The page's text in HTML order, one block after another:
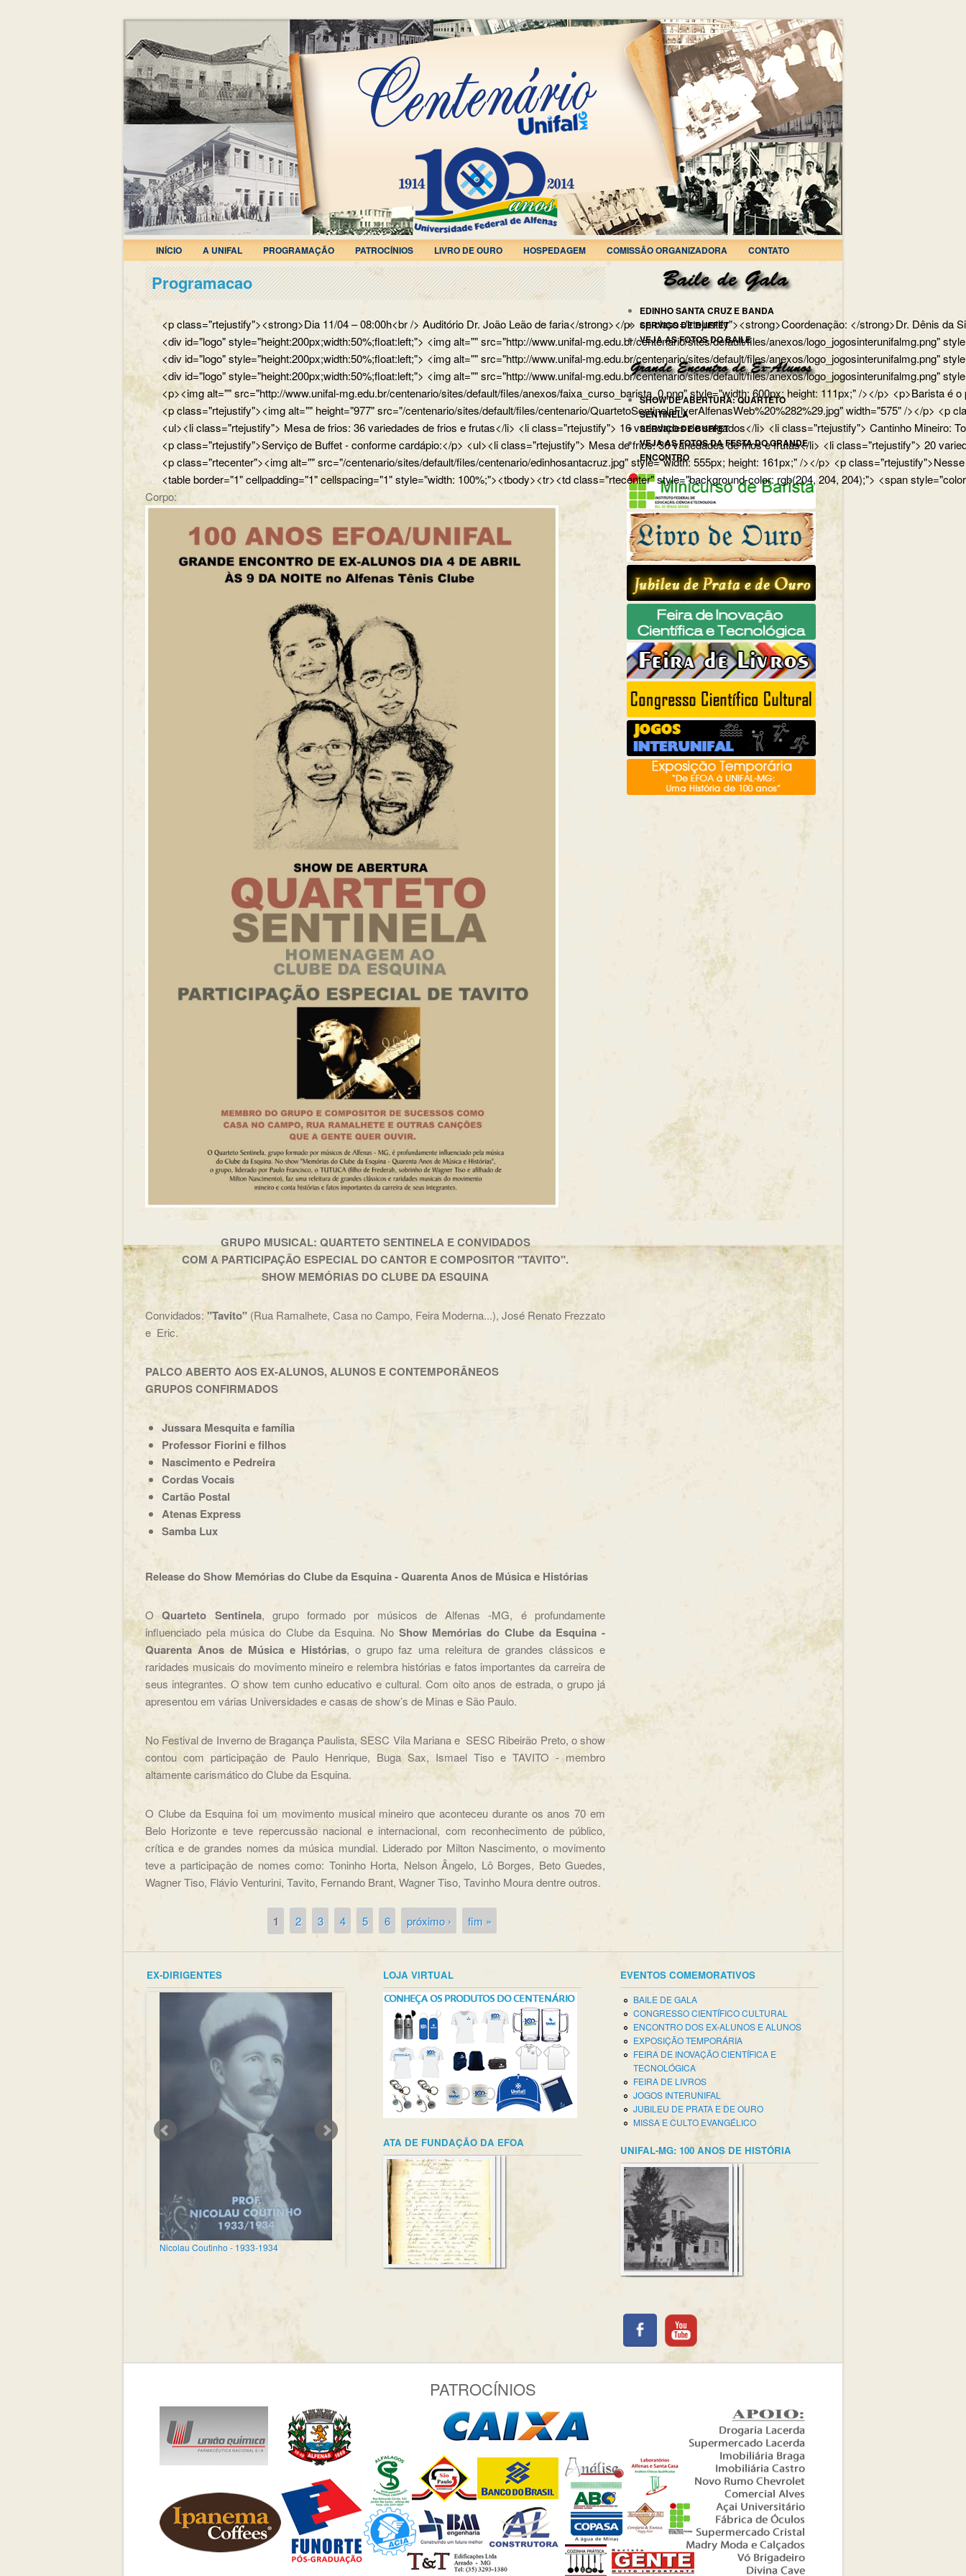
INÍCIO A UNIFAL PROGRAMAÇÃO PATROCÍNIOS LIVRO DE OURO HOSPEDAGEM COMISSÃO ORGANIZADORA CONTATO
Programacao
<p class="rtejustify"><strong>Dia 11/04 – 08:00h<br /> Auditório Dr. João Leão de faria</strong></p> <p class="rtejustify"><strong>Coordenação: </strong>Dr. Dênis
<div id="logo" style="height:200px;width:50%;float:left;"> <img alt="" src="http://www.unifal-mg.edu.br/centenario/sites/default/files/anexos/
<div id="logo" style="height:200px;width:50%;float:left;"> <img alt="" src="http://www.unifal-mg.edu.br/centenario/sites/default/files/anexos/
<div id="logo" style="height:200px;width:50%;float:left;"> <img alt="" src="http://www.unifal-mg.edu.br/centenario/sites/default/files/anexos/
<p><img alt="" src="http://www.unifal-mg.edu.br/centenario/sites/default/files/anexos/faixa_curso_barista_0.png" style="width: 600px; height: 111px;" /></p>
<p class="rtejustify"><img alt="" height="977" src="/centenario/sites/default/files/centenario/QuartetoSentinelaFlyerAlfenasWeb%20%282%29.jpg" width="575" /></p>
<ul><li class="rtejustify"> Mesa de frios: 36 variedades de frios e frutas</li> <li class="rtejustify"> 16 variedades de salgados</li> <li class="rtejustify"> Cantinho
<p class="rtejustify">Serviço de Buffet - conforme cardápio:</p> <ul><li class="rtejustify"> Mesa de frios: 36 variedades de frios e frutas</li> <li class="rtejustify"> 20
<p class="rtecenter"><img alt="" src="/centenario/sites/default/files/centenario/edinhosantacruz.jpg" style="width: 555px; height: 161px;" /></p> <p
<table border="1" cellpadding="1" cellspacing="1" style="width: 100%;"><tbody><tr><td class="rtecenter" style="background-color: rgb(204, 204, 204);"> <span
Corpo:
GRUPO MUSICAL: QUARTETO SENTINELA E CONVIDADOS
COM A PARTICIPAÇÃO ESPECIAL DO CANTOR E COMPOSITOR "TAVITO".
SHOW MEMÓRIAS DO CLUBE DA ESQUINA
Convidados: "Tavito" (Rua Ramalhete, Casa no Campo, Feira Moderna...), José Renato Frezzato
e Eric.
PALCO ABERTO AOS EX-ALUNOS, ALUNOS E CONTEMPORÂNEOS
GRUPOS CONFIRMADOS
Jussara Mesquita e família
Professor Fiorini e filhos
Nascimento e Pedreira
Cordas Vocais
Cartão Postal
Atenas Express
Samba Lux
Release do Show Memórias do Clube da Esquina - Quarenta Anos de Música e Histórias
OQuarteto Sentinela, grupo formado por músicos de Alfenas -MG, é profundamente
influenciado pela música do Clube da Esquina. No Show Memórias do Clube da Esquina -
Quarenta Anos de Música e Histórias, o grupo faz uma releitura de grandes clássicos e
raridades musicais do movimento mineiro e relembra histórias e fatos importantes da carreira de
seus integrantes. O show tem cunho educativo e cultural. Com oito anos de estrada, o grupo já
apresentou em várias Universidades e casas de show’s de Minas e São Paulo.
No Festival de Inverno de Bragança Paulista, SESC Vila Mariana e SESC Ribeirão Preto, o show
contou com participação de Paulo Henrique, Buga Sax, Ismael Tiso e TAVITO - membro
altamente carismático do Clube da Esquina.
O Clube da Esquina foi um movimento musical mineiro que aconteceu durante os anos 70 em
Belo Horizonte e teve repercussão nacional e internacional, com reconhecimento de público,
crítica e de grandes nomes da música mundial. Liderado por Milton Nascimento, o movimento
teve a participação de nomes como: Toninho Horta, Nelson Ângelo, Lô Borges, Beto Guedes,
Wagner Tiso, Flávio Venturini, Tavito, Fernando Brant, Wagner Tiso, Tavinho Moura dentre outros.
1 2 3 4 5 6 próximo › fim »
EDINHO SANTA CRUZ E BANDA
SERVIÇO DE BUFFET
VEJA AS FOTOS DO BAILE
SHOW DE ABERTURA: QUARTETO
SENTINELA
SERVIÇO DE BUFFET
VEJA AS FOTOS DA FESTA DO GRANDE
ENCONTRO
EX-DIRIGENTES
Nicolau Coutinho - 1933-1934
LOJA VIRTUAL
ATA DE FUNDAÇÃO DA EFOA
EVENTOS COMEMORATIVOS
BAILE DE GALA
CONGRESSO CIENTÍFICO CULTURAL
ENCONTRO DOS EX-ALUNOS E ALUNOS
EXPOSIÇÃO TEMPORÁRIA
FEIRA DE INOVAÇÃO CIENTÍFICA E
TECNOLÓGICA
FEIRA DE LIVROS
JOGOS INTERUNIFAL
JUBILEU DE PRATA E DE OURO
MISSA E CULTO EVANGÉLICO
UNIFAL-MG: 100 ANOS DE HISTÓRIA
PATROCÍNIOS